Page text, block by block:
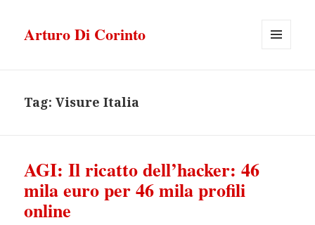
Arturo Di Corinto
Tag:Visure Italia
AGI: Il ricatto dell’hacker: 46
mila euro per 46 mila profili
online